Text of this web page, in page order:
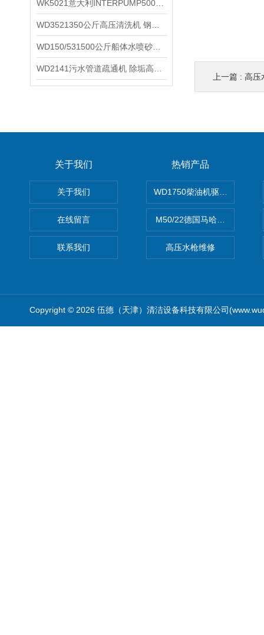
上一篇 : 高压
关于我们
关于我们
在线留言
联系我们
热销产品
WD1750柴油机驱动高压清洗
M50/22德国马哈高压清洗机
高压水枪维修
Copyright © 2026 伍德（天津）清洁设备科技有限公司